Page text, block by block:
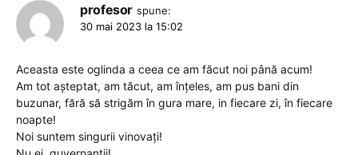
profesor spune:
30 mai 2023 la 15:02
Aceasta este oglinda a ceea ce am făcut noi până acum!
Am tot așteptat, am tăcut, am înțeles, am pus bani din
buzunar, fără să strigăm în gura mare, in fiecare zi, în fiecare
noapte!
Noi suntem singurii vinovați!